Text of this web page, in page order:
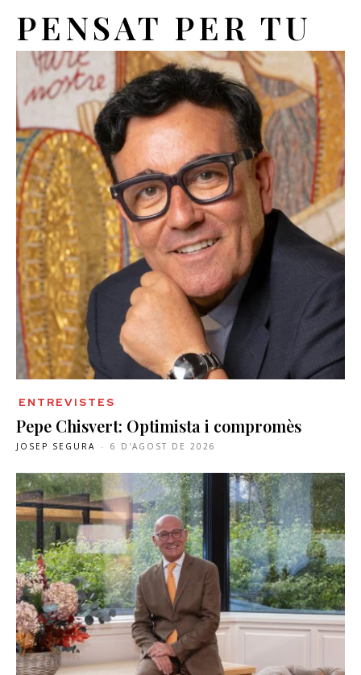
PENSAT PER TU
ENTREVISTES
Pepe Chisvert: Optimista i compromès
JOSEP SEGURA - 6 D'AGOST DE 2026